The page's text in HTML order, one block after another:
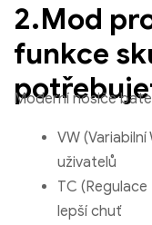
2.Mod
funkce
Moderní nosiče
VW
uživatelů
TC
lepší chuť